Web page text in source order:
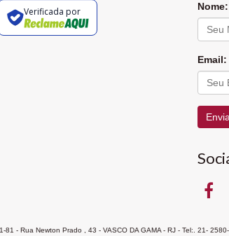
Verificada por Nome:
Email:
- Rua Newton Prado , 43 - VASCO DA GAMA - RJ - Tel:. 21-